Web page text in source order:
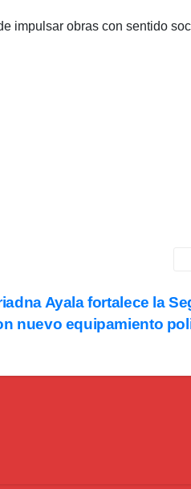
impulsar obras con sentido
Ayala fortalece la
nuevo equipamiento